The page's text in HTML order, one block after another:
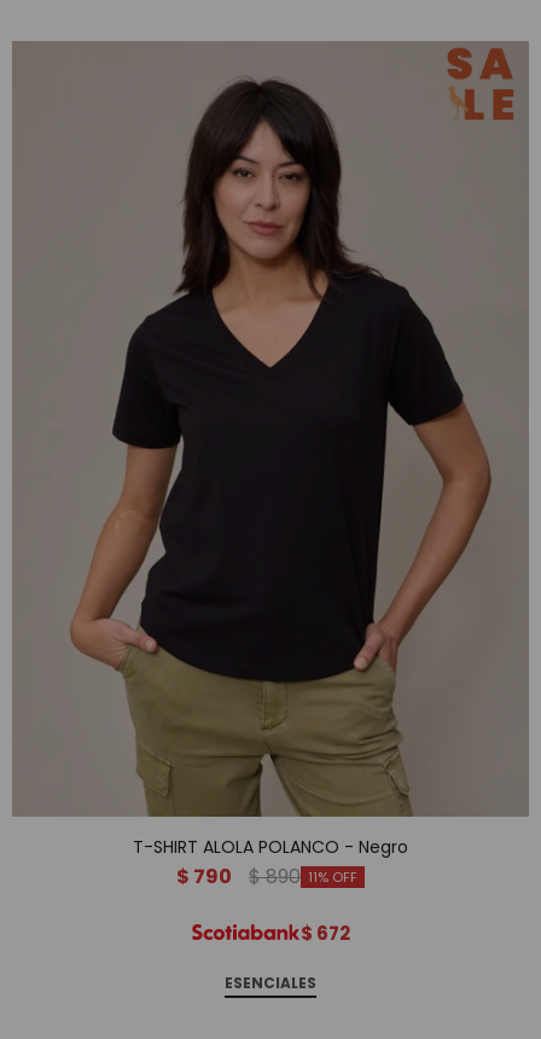
T-SHIRT ALOLA POLANCO - Negro
$ 790 $890 11
$ 672
ESENCIALES